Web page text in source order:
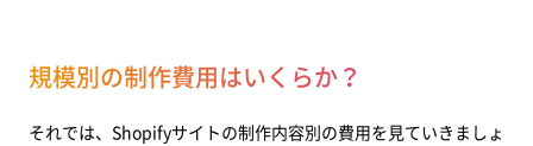
規模別の制作費用はいくらか？
それでは、Shopifyサイトの制作内容別の費用を見ていきましょ